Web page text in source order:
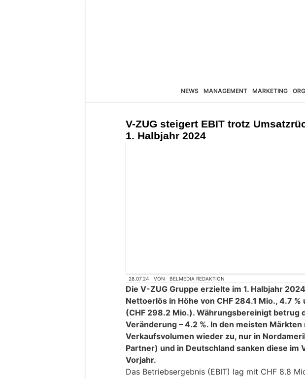
NEWS MANAGEMENT MARKETING
V-ZUG steigert EBIT trotz
1. Halbjahr 2024
28.07.24 VON BELMEDIA REDAKTION
Die V-ZUG Gruppe erzielte im 1. Halbjahr
Nettoerlös in Höhe von CHF 284.1 Mio., 4.7
(CHF 298.2 Mio.). Währungsbereinigt betrug
Veränderung – 4.2 %. In den meisten Märkten
Verkaufsvolumen wieder zu, nur in
Partner) und in Deutschland sanken diese im
Vorjahr.
Das Betriebsergebnis (EBIT) lag mit CHF 8.8